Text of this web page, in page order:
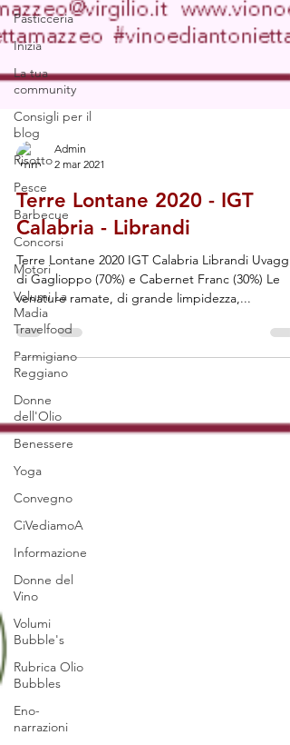
Pasticceria
Inizia
La tua
community
Consigli per il
blog
Risotto
Pesce
Barbecue
Concorsi
Motori
Volumi La
Madia
Travelfood
Parmigiano
Reggiano
Donne
dell'Olio
Benessere
Yoga
Convegno
CiVediamoA
Informazione
Donne del
Vino
Volumi
Bubble's
Rubrica Olio
Bubbles
Eno-
narrazioni
2 mar 2021
Terre Lontane 2020 - IGT
Calabria - Librandi
Terre Lontane 2020 IGT Calabria Librandi Uvaggio
di Gaglioppo (70%) e Cabernet Franc (30%) Le
venature ramate, di grande limpidezza,...